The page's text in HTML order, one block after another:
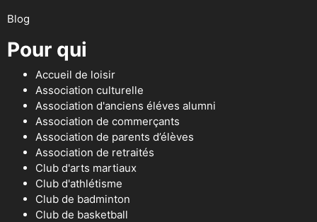
Blog
Pour qui
Accueil de loisir
Association culturelle
Association d'anciens éléves alumni
Association de commerçants
Association de parents d’élèves
Association de retraités
Club d'arts martiaux
Club d'athlétisme
Club de badminton
Club de basketball